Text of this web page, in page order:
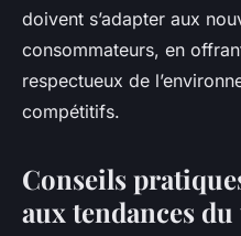
doivent s’adapter aux
consommateurs, en
respectueux de
compétitifs.
Conseils
aux tendances